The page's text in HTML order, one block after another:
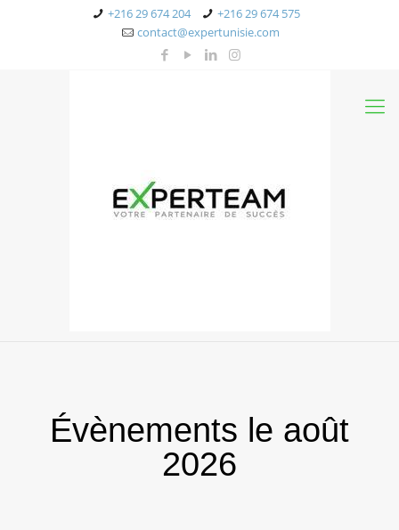
+216 29 674 204
+216 29 674 575
contact@expertunisie.com
Évènements le août
2026